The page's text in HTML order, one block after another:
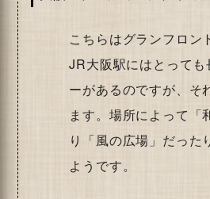
こちらはグランフロン
JR大阪駅にはとって
ーがあるのですが、そ
ます。場所によって「
り「風の広場」だった
ようです。